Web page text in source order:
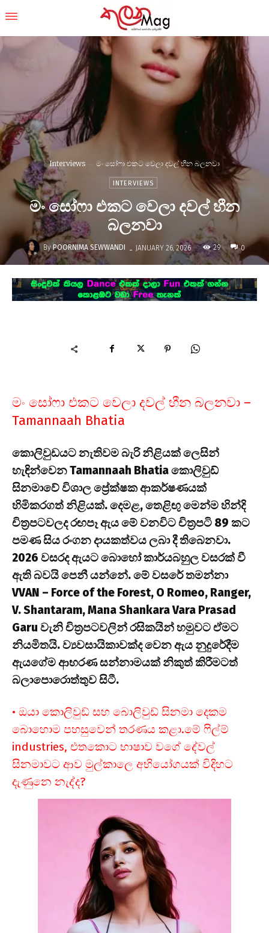
Interviews මං සෝෆා එකට වෙලා දවල් හීන බලනවා
INTERVIEWS
මං සෝෆා එකට වෙලා දවල් හීන
බලනවා
By POORNIMA SEWWANDI - JANUARY 26, 2026 29 0
මං සෝෆා එකට වෙලා දවල් හීන බලනවා –
Tamannaah Bhatia
කොලිවුඩයට නැතිවම බැරි නිළියක් ලෙසින්
හැඳින්වෙන Tamannaah Bhatia කොලිවුඩ්
සිනමාවේ විශාල ප්‍රේක්ෂක ආකර්ෂණයක්
හිමිකරගත් නිළියක්. දෙමළ, තෙළිඟු මෙන්ම හින්දි
චිත්‍රපටවලද රඟපෑ ඇය මේ වනවිට චිත්‍රපටි 89 කට
පමණ සිය රංගන දායකත්වය ලබා දී තිබෙනවා.
2026 වසරද ඇයට බොහෝ කාර්යබහුල වසරක් වී
ඇති බවයි පෙනී යන්නේ. මේ වසරේ තමන්නා
VVAN – Force of the Forest, O Romeo, Ranger,
V. Shantaram, Mana Shankara Vara Prasad
Garu වැනි චිත්‍රපටවලින් රසිකයින් හමුවට ඒමට
නියමිතයි. ව්‍යවසායිකාවක්ද වෙන ඇය නුදුරේදීම
ඇයගේම ආභරණ සන්නාමයක් නිකුත් කිරීමටත්
බලාපොරොත්තුව සිටී.
• ඔයා කොලිවුඩ් සහ බොලිවුඩ් සිනමා දෙකම
බොහොම පහසුවෙන් තරණය කළා.මේ ෆිල්ම්
industries, එතකොට භාෂාව වගේ දේවල්
සිනමාවට ආව මුල්කාලෙ අභියෝගයක් විදිහට
දැණුනෙ නැද්ද?